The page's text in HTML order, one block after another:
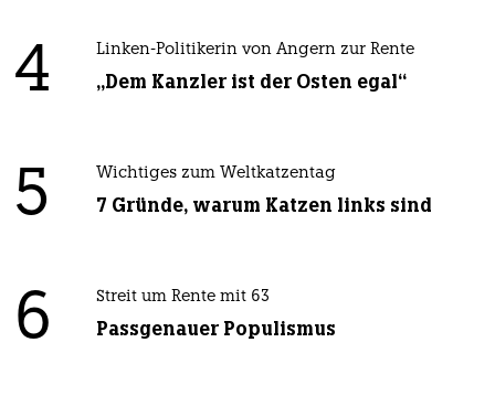
4 Linken-Politikerin von Angern zur Rente
„Dem Kanzler ist der Osten egal“
5 Wichtiges zum Weltkatzentag
7 Gründe, warum Katzen links sind
6 Streit um Rente mit 63
Passgenauer Populismus